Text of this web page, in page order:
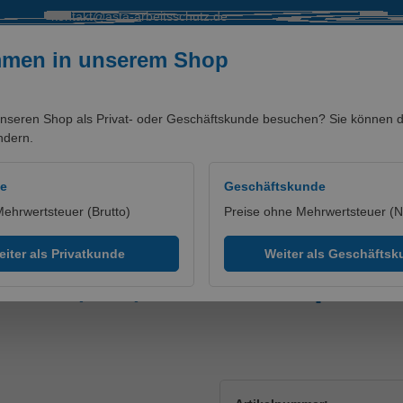
kontakt@asta-arbeitsschutz.de
in unserem Shop
Shop als Privat- oder Geschäftskunde besuchen? Sie können
(Brutto)
als Privatkunde
Geschäftskunde
Preise ohne Mehrwertsteuer
Weiter als
2,7 V, für